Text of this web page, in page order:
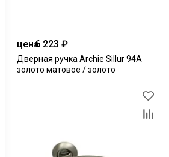
цена6 223 ₽
Дверная ручка Archie Sillur 94A
золото матовое / золото